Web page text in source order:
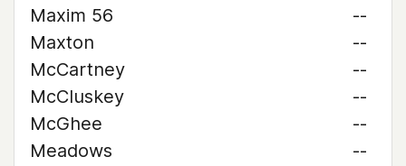
Maxim 56
--
Maxton
--
McCartney
--
McCluskey
--
McGhee
--
Meadows
--